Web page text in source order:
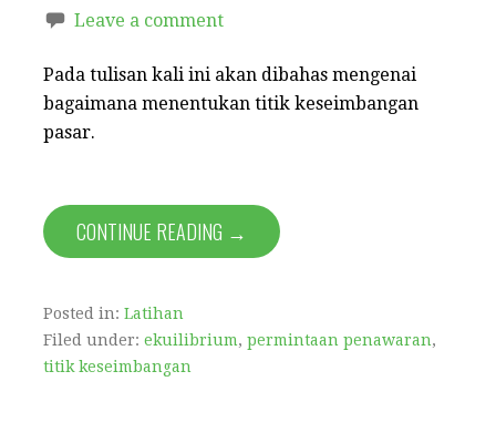
Leave a comment
Pada tulisan kali ini akan dibahas mengenai
bagaimana menentukan titik keseimbangan
pasar.
CONTINUE READING →
Posted in: Latihan
Filed under: ekuilibrium, permintaan penawaran,
titik keseimbangan